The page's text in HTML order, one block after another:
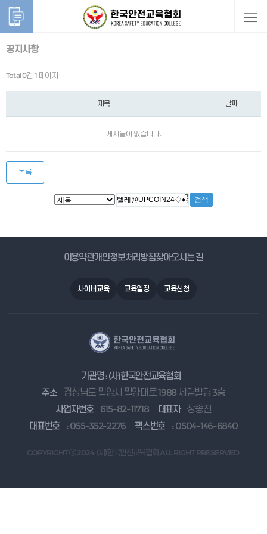
공지사항
Total 0건 1 페이지
제목 날짜
게시물이 없습니다.
목록
이용약관개인정보처리방침찾아오시는 길
사이버교육 교육일정 교육신청
기관명 : (사)한국안전교육협회
주소
경상남도 밀양시 밀양대로 1988 세림빌딩 3층
사업자번호
615-82-11718 대표자 장종진
대표번호
: 055-352-2276 팩스번호 : 0504-146-6840
COPYRIGHT ⓒ 2024. (사)한국안전교육협회 ALL RIGHT PRESERVED.